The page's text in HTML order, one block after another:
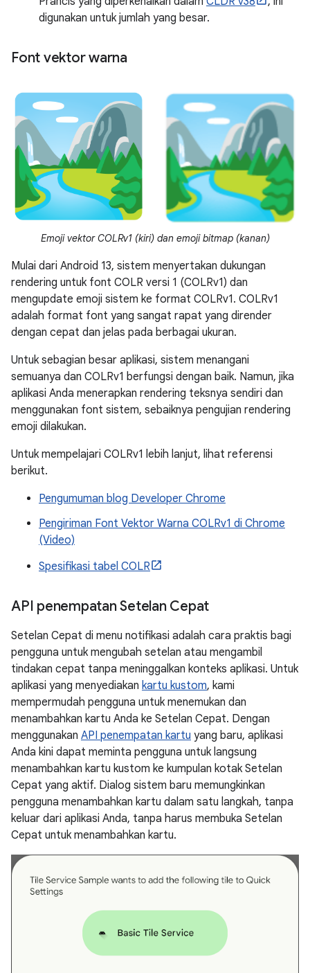
digunakan untuk jumlah yang besar.
Font vektor warna
Emoji vektor COLRv1 (kiri) dan emoji bitmap (kanan)
Mulai dari Android 13, sistem menyertakan dukungan
rendering untuk font COLR versi 1 (COLRv1) dan
mengupdate emoji sistem ke format COLRv1. COLRv1
adalah format font yang sangat rapat yang dirender
dengan cepat dan jelas pada berbagai ukuran.
Untuk sebagian besar aplikasi, sistem menangani
semuanya dan COLRv1 berfungsi dengan baik. Namun, jika
aplikasi Anda menerapkan rendering teksnya sendiri dan
menggunakan font sistem, sebaiknya pengujian rendering
emoji dilakukan.
Untuk mempelajari COLRv1 lebih lanjut, lihat referensi
berikut.
Pengumuman blog Developer Chrome
Pengiriman Font Vektor Warna COLRv1 di Chrome
(Video)
Spesifikasi tabel COLR
API penempatan Setelan Cepat
Setelan Cepat di menu notifikasi adalah cara praktis bagi
pengguna untuk mengubah setelan atau mengambil
tindakan cepat tanpa meninggalkan konteks aplikasi. Untuk
aplikasi yang menyediakan kartu kustom, kami
mempermudah pengguna untuk menemukan dan
menambahkan kartu Anda ke Setelan Cepat. Dengan
menggunakan API penempatan kartu yang baru, aplikasi
Anda kini dapat meminta pengguna untuk langsung
menambahkan kartu kustom ke kumpulan kotak Setelan
Cepat yang aktif. Dialog sistem baru memungkinkan
pengguna menambahkan kartu dalam satu langkah, tanpa
keluar dari aplikasi Anda, tanpa harus membuka Setelan
Cepat untuk menambahkan kartu.